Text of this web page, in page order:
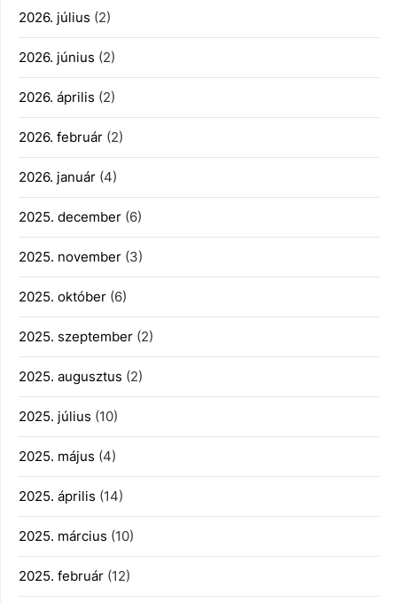
2026. július (2)
2026. június (2)
2026. április (2)
2026. február (2)
2026. január (4)
2025. december (6)
2025. november (3)
2025. október (6)
2025. szeptember (2)
2025. augusztus (2)
2025. július (10)
2025. május (4)
2025. április (14)
2025. március (10)
2025. február (12)